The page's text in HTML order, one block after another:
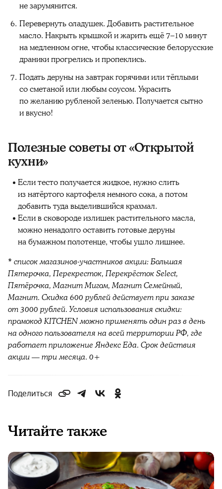
не зарумянится.
Перевернуть оладушек. Добавить растительное
масло. Накрыть крышкой и жарить ещё 7–10 минут
на медленном огне, чтобы классические белорусские
драники прогрелись и пропеклись.
Подать деруны на завтрак горячими или тёплыми
со сметаной или любым соусом. Украсить
по желанию рубленой зеленью. Получается сытно
и вкусно!
Полезные советы от «Открытой
кухни»
Если тесто получается жидкое, нужно слить
из натёртого картофеля немного сока, а потом
добавить туда выделившийся крахмал.
Если в сковороде излишек растительного масла,
можно ненадолго оставить готовые деруны
на бумажном полотенце, чтобы ушло лишнее.
* список магазинов-участников акции: Большая
Пятерочка, Перекресток, Перекрёсток Select,
Пятёрочка, Магнит Мигом, Магнит Семейный,
Магнит. Скидка 600 рублей действует при заказе
от 3000 рублей. Условия использования скидки:
промокод KITCHEN можно применять один раз в день
на одного пользователя на всей территории РФ, где
работает приложение Яндекс Еда. Срок действия
акции — три месяца. 0+
Поделиться
Читайте также